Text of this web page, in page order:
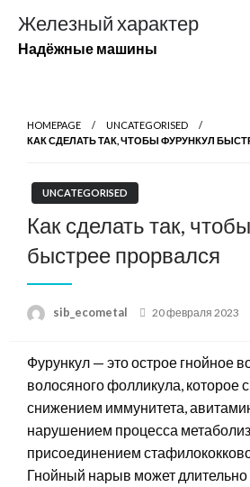
содержимому
Железный характер
Надёжные машины
HOMEPAGE
UNCATEGORISED
КАК СДЕЛАТЬ ТАК, ЧТОБЫ ФУРУНКУЛ
UNCATEGORISED
Как сделать так,
быстрее прорвался
sib_ecometal
Posted
20 февраля 2023
Фурункул — это острое гнойное
волосяного фолликула, которое
снижением иммунитета,
нарушением процесса
присоединением
Гнойный нарыв может длительно